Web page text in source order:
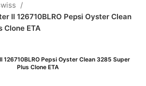
II 126710BLRO Pepsi Oyster Clean
Clone ETA
126710BLRO Pepsi Oyster Clean 3285 Super
Plus Clone ETA